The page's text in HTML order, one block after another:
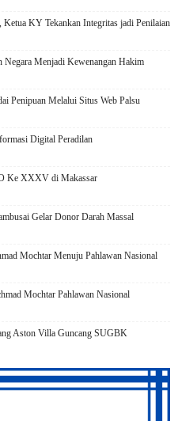
KY Tekankan Integritas jadi Penilaian
Negara Menjadi Kewenangan Hakim
Penipuan Melalui Situs Web Palsu
Digital Peradilan
Ke XXXV di Makassar
Gelar Donor Darah Massal
Mochtar Menuju Pahlawan Nasional
Mochtar Pahlawan Nasional
Aston Villa Guncang SUGBK